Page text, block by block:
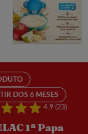
DOS 6 MESES
4.9 (23)
1ª Papa